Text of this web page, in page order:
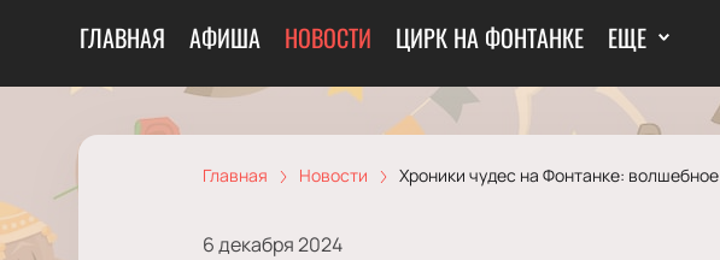
ГЛАВНАЯ АФИША НОВОСТИ ЦИРК НА ФОНТАНКЕ ЕЩЕ
Главная Новости Хроники чудес на Фонтанке:
6 декабря 2024